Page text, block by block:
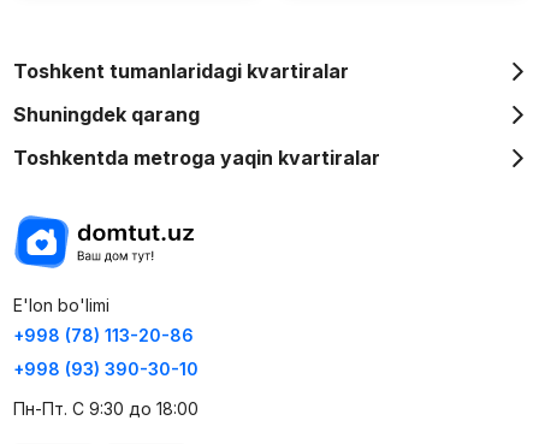
Toshkent tumanlaridagi kvartiralar
Shuningdek qarang
Toshkentda metroga yaqin kvartiralar
E'lon bo'limi
+998 (78) 113-20-86
+998 (93) 390-30-10
Пн-Пт. С 9:30 до 18:00